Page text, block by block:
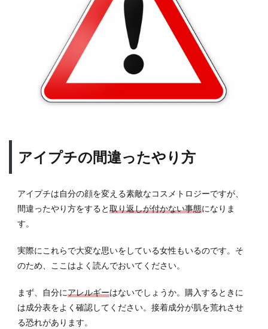
アイプチの間違ったやり方
アイプチは自分の顔を変える素敵なコスメトロジーですが、
間違ったやり方をすると取り返しが付かない事態になりま
す。
実際にこれらで大変な思いをしている女性もいるのです。そ
のため、ここはよく読んでおいてください。
まず、自分にアレルギーはないでしょうか。購入するときに
は成分表をよく確認してください。接着成分が肌を荒れさせ
る恐れがあります。